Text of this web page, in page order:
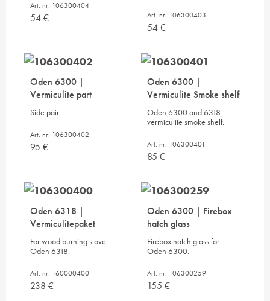
Art. nr: 106300404
54€ Art. nr: 106300403
54€
Oden 6300 |
Vermiculite part
Side pair
Art. nr: 106300402
95 €
Oden 6300 |
Vermiculite Smoke shelf
Oden 6300 and 6318
vermiculite smoke shelf.
Art. nr: 106300401
85 €
Oden 6318 |
Vermiculitepaket
For wood burning stove
Oden 6318.
Art. nr: 160000400
238 €
Oden 6300 | Firebox
hatch glass
Firebox hatch glass for
Oden 6300.
Art. nr: 106300259
155 €